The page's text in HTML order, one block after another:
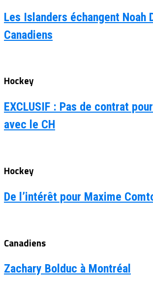
Les Islanders échangent Noah
Canadiens
Hockey
EXCLUSIF : Pas de contrat
avec le CH
Hockey
De l’intérêt pour Maxime
Canadiens
Zachary Bolduc à Montréal